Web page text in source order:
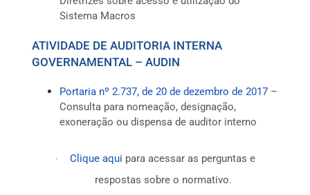
Sistema Macros
ATIVIDADE DE AUDITORIA INTERNA
GOVERNAMENTAL – AUDIN
Portaria nº 2.737, de 20 de dezembro de 2017 –
Consulta para nomeação, designação,
exoneração ou dispensa de auditor interno
· Clique aqui para acessar as perguntas e
respostas sobre o normativo.